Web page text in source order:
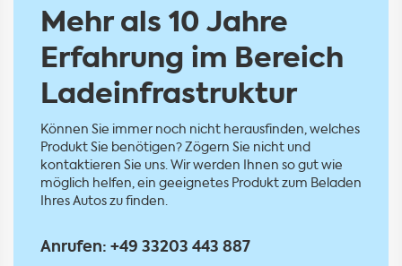
Mehr als 10 Jahre
Erfahrung im Bereich
Ladeinfrastruktur
Können Sie immer noch nicht herausfinden, welches
Produkt Sie benötigen? Zögern Sie nicht und
kontaktieren Sie uns. Wir werden Ihnen so gut wie
möglich helfen, ein geeignetes Produkt zum Beladen
Ihres Autos zu finden.
Anrufen: +49 33203 443 887